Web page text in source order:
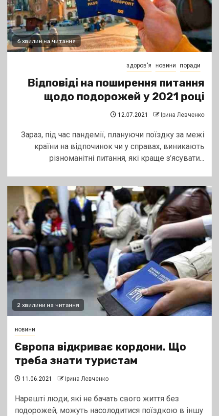
6 хвилин на читання
здоров'я новини поради
Відповіді на поширення питання
щодо подорожей у 2021 році
12.07.2021 Ірина Левченко
Зараз, під час пандемії, плануючи поїздку за межі
країни на відпочинок чи у справах, виникають
різноманітні питання, які краще з’ясувати...
2 хвилини на читання
новини
Європа відкриває кордони. Що
треба знати туристам
11.06.2021 Ірина Левченко
Нарешті люди, які не бачать свого життя без
подорожей, можуть насолодитися поїздкою в іншу